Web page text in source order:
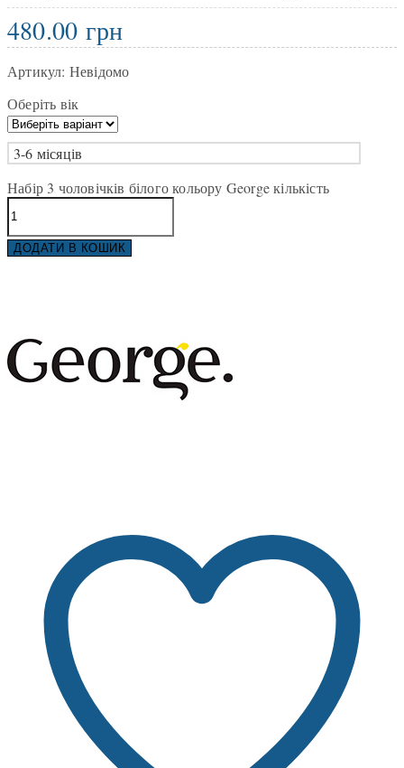
480.00грн
Артикул: Невідомо
Оберіть вік
3-6 місяців
Набір 3 чоловічків білого кольору George кількість
ДОДАТИ В КОШИК